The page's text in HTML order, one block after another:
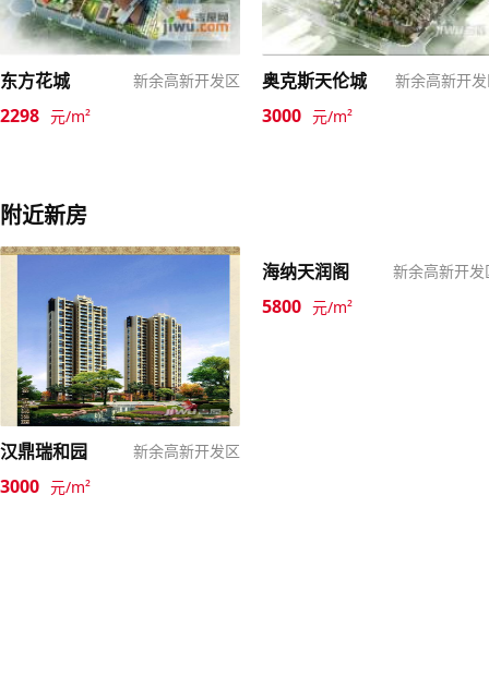
东方花城 新余高新开发区
2298 元/m²
奥克斯天伦城 新余高新开
3000 元/m²
附近新房
汉鼎瑞和园 新余高新开发区
3000 元/m²
海纳天润阁 新余高新开发
5800 元/m²